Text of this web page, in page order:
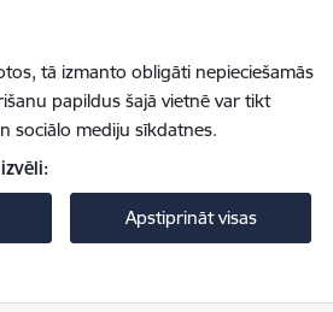
tā izmanto obligāti nepieciešamās
papildus šajā vietnē var tikt
sociālo mediju sīkdatnes.
Apstiprināt visas